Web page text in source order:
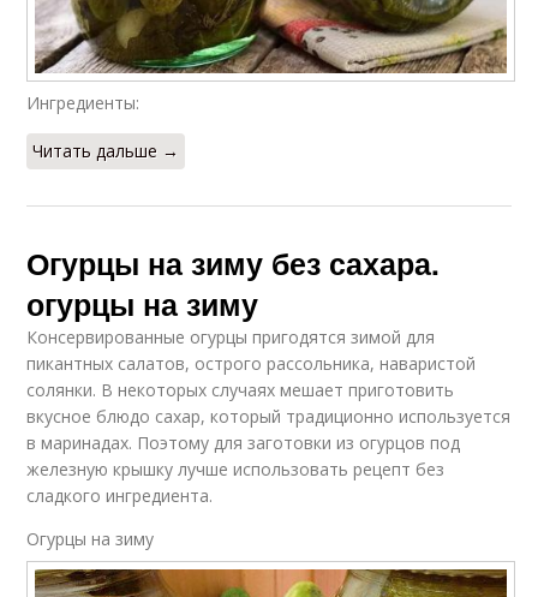
Ингредиенты:
Читать дальше →
Огурцы на зиму без сахара.
огурцы на зиму
Консервированные огурцы пригодятся зимой для
пикантных салатов, острого рассольника, наваристой
солянки. В некоторых случаях мешает приготовить
вкусное блюдо сахар, который традиционно используется
в маринадах. Поэтому для заготовки из огурцов под
железную крышку лучше использовать рецепт без
сладкого ингредиента.
Огурцы на зиму